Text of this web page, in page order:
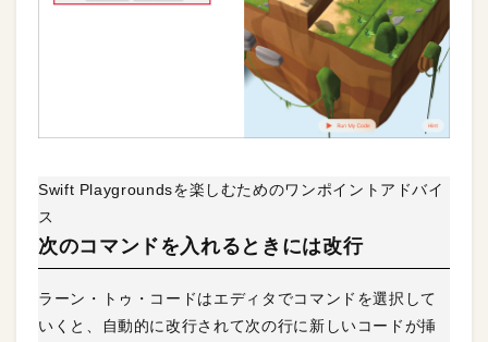
Swift Playgroundsを楽しむためのワンポイントアドバイ
ス
次のコマンドを入れるときには改行
ラーン・トゥ・コードはエディタでコマンドを選択して
いくと、自動的に改行されて次の行に新しいコードが挿